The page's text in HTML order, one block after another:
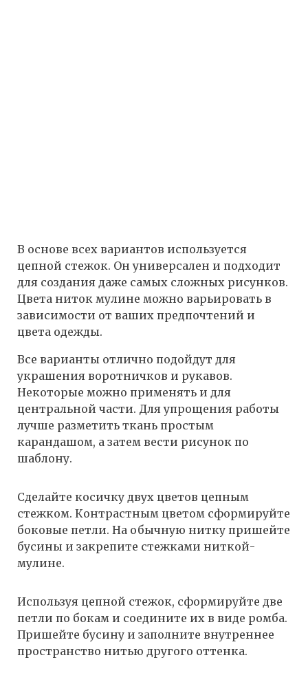
В основе всех вариантов используется
цепной стежок. Он универсален и подходит
для создания даже самых сложных рисунков.
Цвета ниток мулине можно варьировать в
зависимости от ваших предпочтений и
цвета одежды.
Все варианты отлично подойдут для
украшения воротничков и рукавов.
Некоторые можно применять и для
центральной части. Для упрощения работы
лучше разметить ткань простым
карандашом, а затем вести рисунок по
шаблону.
Сделайте косичку двух цветов цепным
стежком. Контрастным цветом сформируйте
боковые петли. На обычную нитку пришейте
бусины и закрепите стежками ниткой-
мулине.
Используя цепной стежок, сформируйте две
петли по бокам и соедините их в виде ромба.
Пришейте бусину и заполните внутреннее
пространство нитью другого оттенка.